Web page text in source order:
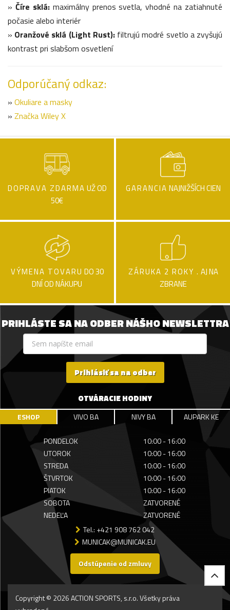
» Číre sklá:maximálny prenos svetla, vhodné na zatiahnuté
počasie alebo interiér
» Oranžové sklá (Light Rust):filtrujú modré svetlo a zvyšujú
kontrast pri slabšom osvetlení
Odporúčaný odkaz:
» Okuliare a masky
» Značka Wiley X
DOPRAVA ZDARMA UŽ OD
50€
GARANCIA NAJNIŽŠÍCH CIEN
VÝMENA TOVARU DO 30
DNÍ OD NÁKUPU
ZÁRUKA 2 ROKY . AJ NA
ZBRANE
PRIHLÁSTE SA NA ODBER NÁŠHO NEWSLETTRA
Prihlásiť sa na odber
OTVÁRACIE HODINY
ESHOP VIVO BA NIVY BA AUPARK KE
PONDELOK
10:00 - 16:00
UTOROK
10:00 - 16:00
STREDA
10:00 - 16:00
ŠTVRTOK
10:00 - 16:00
PIATOK
10:00 - 16:00
SOBOTA
ZATVORENÉ
NEDEĽA
ZATVORENÉ
Tel.: +421 908 762 042
MUNICAK@MUNICAK.EU
Odstúpenie od zmluvy
Copyright © 2026 ACTION SPORTS, s.r.o. Všetky práva